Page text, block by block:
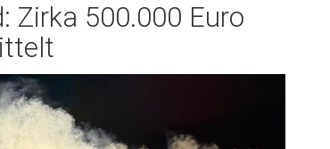
Zirka 500.000 Euro